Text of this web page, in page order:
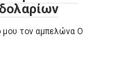
μου τον αμπελώνα Ο